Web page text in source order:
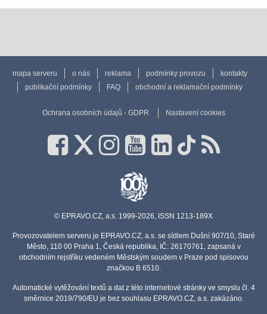
mapa serveru o nás reklama podmínky provozu
kontakty
publikační podmínky
FAQ obchodní a reklamační podmínky
Ochrana osobních údajů - GDPR Nastavení cookies
© EPRAVO.CZ, a.s. 1999-2026, ISSN 1213-189X
Provozovatelem serveru je EPRAVO.CZ, a.s. se sídlem Dušní 907/10, Staré
Město, 110 00 Praha 1, Česká republika, IČ: 26170761, zapsaná v
obchodním rejstříku vedeném Městským soudem v Praze pod spisovou
značkou B 6510.
Automatické vytěžování textů a dat z této internetové stránky ve smyslu čl. 4
směrnice 2019/790/EU je bez souhlasu EPRAVO.CZ, a.s. zakázáno.